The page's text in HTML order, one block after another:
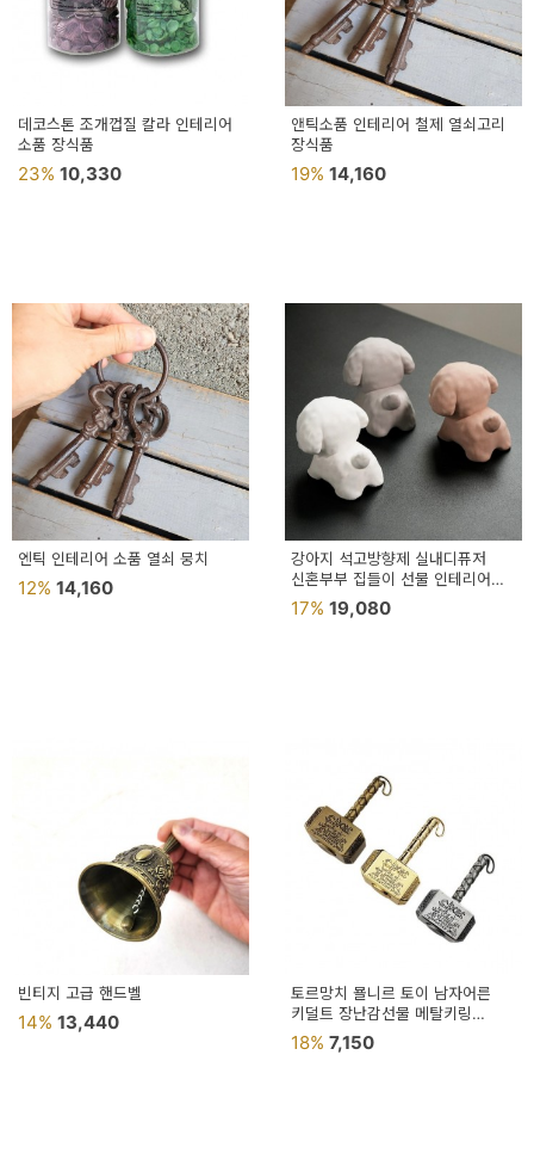
데코스톤 조개껍질 칼라 인테리어
소품 장식품
23% 10,330
앤틱소품 인테리어 철제 열쇠고리
장식품
19% 14,160
엔틱 인테리어 소품 열쇠 뭉치
12% 14,160
강아지 석고방향제 실내디퓨저
신혼부부 집들이 선물 인테리어
소품 삼색멍
17% 19,080
빈티지 고급 핸드벨
14% 13,440
토르망치 묠니르 토이 남자어른
키덜트 장난감선물 메탈키링
어벤져스
18% 7,150